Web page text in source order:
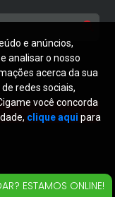
e anúncios,
analisar o nosso
acerca da sua
redes sociais,
você concorda
clique aqui para
ESTAMOS ONLINE!